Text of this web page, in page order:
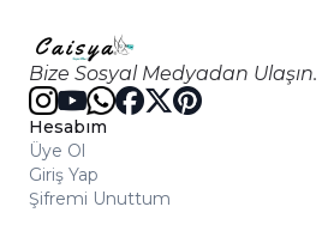
Bize Sosyal Medyadan Ulaşın.
Hesabım
Üye Ol
Giriş Yap
Şifremi Unuttum